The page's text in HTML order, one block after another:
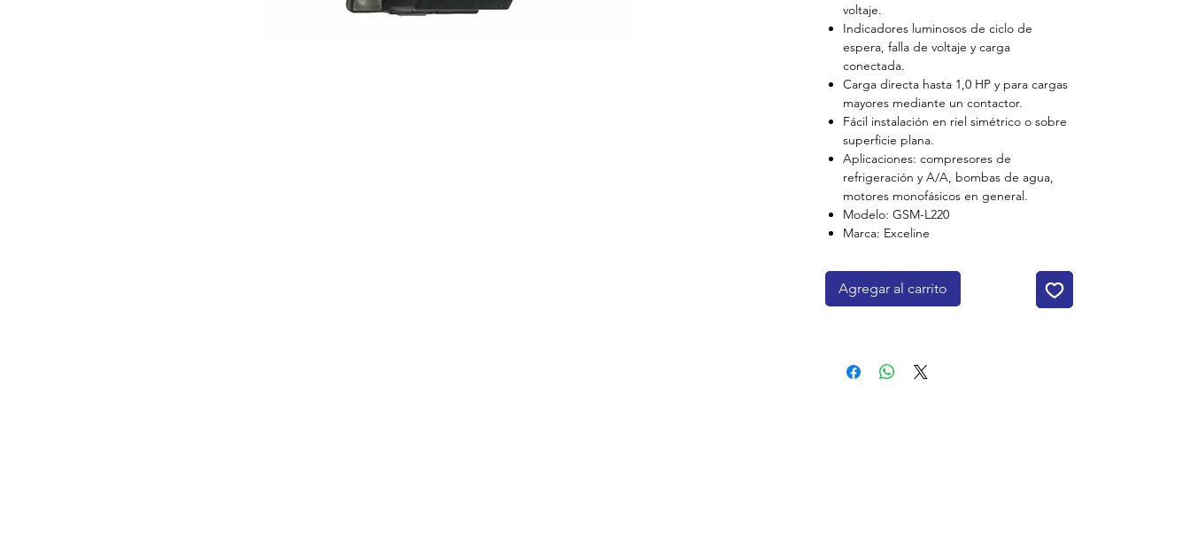
voltaje.
Indicadores luminosos de ciclo de
espera, falla de voltaje y carga
conectada.
Carga directa hasta 1,0 HP y para cargas
mayores mediante un contactor.
Fácil instalación en riel simétrico o sobre
superficie plana.
Aplicaciones: compresores de
refrigeración y A/A, bombas de agua,
motores monofásicos en general.
Modelo: GSM-L220
Marca: Exceline
Agregar al carrito